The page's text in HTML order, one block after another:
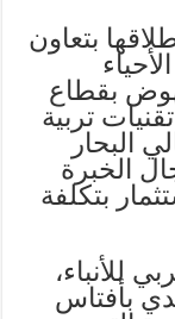
بتعاون
بقطاع
تربية
البحار
الخبرة
بتكلفة
للأنباء،
بأفتاس